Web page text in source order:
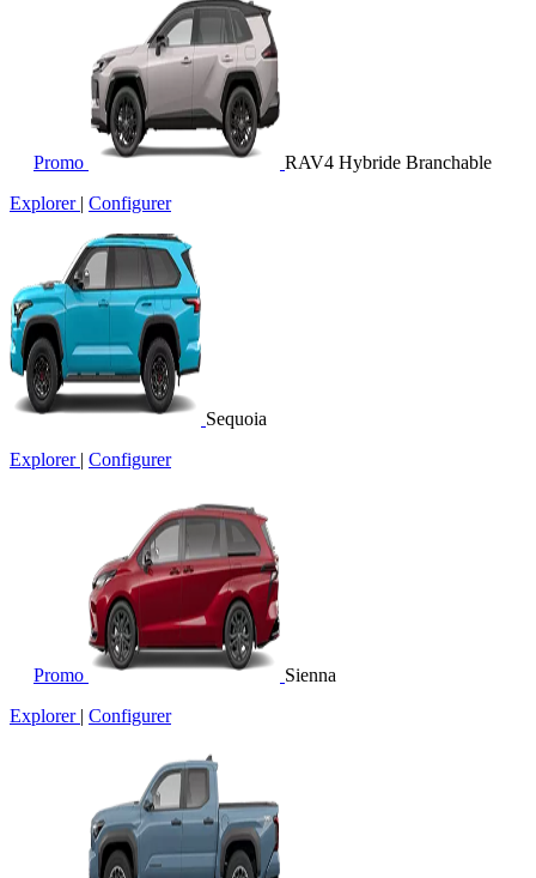
Promo
RAV4 Hybride Branchable
Explorer | Configurer
Sequoia
Explorer | Configurer
Promo
Sienna
Explorer | Configurer